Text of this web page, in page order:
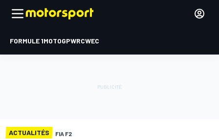
FORMULE 1MOTOGPWRCWEC
ACTUALITÉS FIA F2